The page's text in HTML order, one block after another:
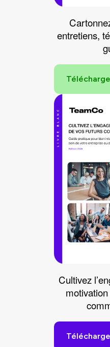
entretiens,
Cultivez